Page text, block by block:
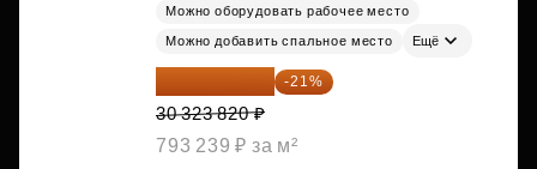
Можно оборудовать рабочее место
Можно добавить спальное место Ещё
23 955 818 ₽ -21%
30 323 820 ₽
793 239 ₽ за м²